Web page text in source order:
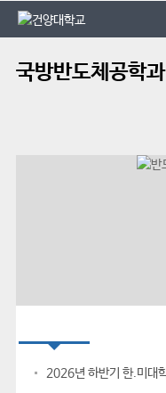
본문 바로가기
대메뉴 바로가기
국방반도체공학과